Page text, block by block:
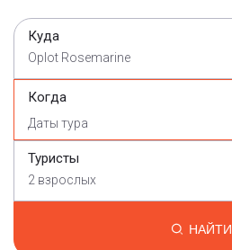
Куда
Oplot Rosemarine
Когда
Туристы
2 взрослых
НАЙТИ